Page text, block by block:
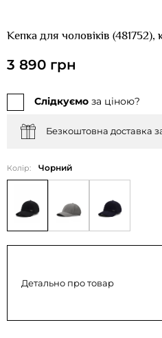
Кепка для чоловіків (481752),
3 890 грн
Слідкуємо за ціною?
Безкоштовна доставка
Колір: Чорний
Детально про товар